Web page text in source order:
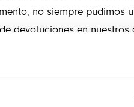
no siempre pudimos
devoluciones en
de servicio para